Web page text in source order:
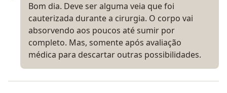
Bom dia. Deve ser alguma veia que foi
cauterizada durante a cirurgia. O corpo vai
absorvendo aos poucos até sumir por
completo. Mas, somente após avaliação
médica para descartar outras possibilidades.